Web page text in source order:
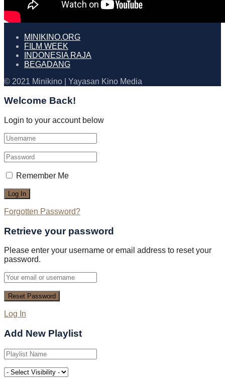
MINIKINO.ORG
FILM WEEK
INDONESIA RAJA
BEGADANG
© 2021 Minikino | Yayasan Kino Media
Welcome Back!
Login to your account below
Remember Me
Forgotten Password?
Retrieve your password
Please enter your username or email address to reset your
password.
Log In
Add New Playlist